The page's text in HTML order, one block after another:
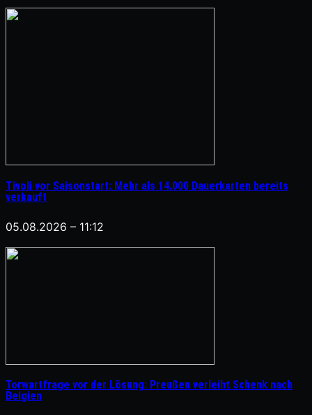
Tivoli vor Saisonstart: Mehr als 14.000 Dauerkarten bereits
verkauft
05.08.2026 – 11:12
Torwartfrage vor der Lösung: Preußen verleiht Schenk nach
Belgien